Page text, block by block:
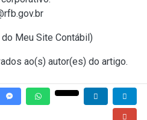
do Meu Site Contábil )
ao(s) autor(es) do artigo.